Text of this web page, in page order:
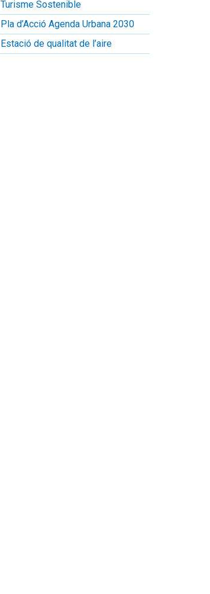
Turisme Sostenible
Pla d’Acció Agenda Urbana 2030
Estació de qualitat de l’aire